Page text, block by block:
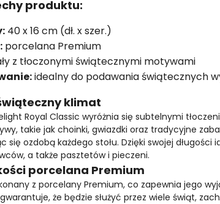
produktu:
40 x 16 cm (dł. x szer.)
porcelana Premium
z tłoczonymi świątecznymi motywami
idealny do podawania świątecznych
klimat
Royal Classic wyróżnia się subtelnymi
takie jak choinki, gwiazdki oraz tradycyjne
się ozdobą każdego stołu. Dzięki swojej długości
a także pasztetów i pieczeni.
porcelana Premium
z porcelany Premium, co zapewnia jego
że będzie służyć przez wiele świąt,